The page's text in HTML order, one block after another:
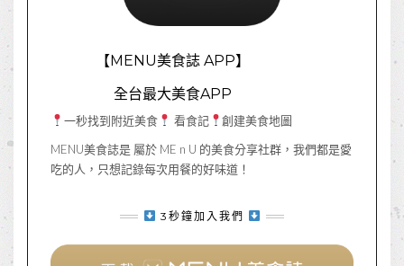
【MENU美食誌 APP】
全台最大美食APP
一秒找到附近美食 看食記
創建美食地圖
MENU美食誌是 屬於 ME n U 的美食分享社群，我們都是愛
吃的人，只想記錄每次用餐的好味道！
3秒鐘加入我們